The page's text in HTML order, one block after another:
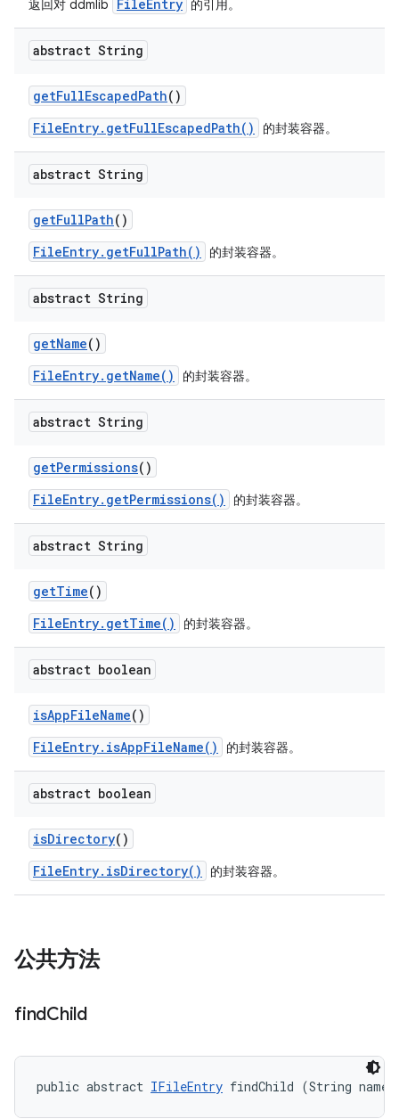
返回对 ddmlib FileEntry 的引用。
abstract String
getFullEscapedPath()
FileEntry.getFullEscapedPath()
的封装容器。
abstract String
getFullPath()
FileEntry.getFullPath()
的封装容器。
abstract String
getName()
FileEntry.getName()
的封装容器。
abstract String
getPermissions()
FileEntry.getPermissions()
的封装容器。
abstract String
getTime()
FileEntry.getTime()
的封装容器。
abstract boolean
isAppFileName()
FileEntry.isAppFileName()
的封装容器。
abstract boolean
isDirectory()
FileEntry.isDirectory()
的封装容器。
公共方法
findChild
public abstract IFileEntry findChild (String name)